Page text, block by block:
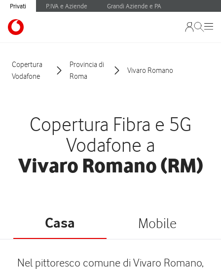
Privati P.IVA e Aziende Grandi Aziende e PA
Copertura
Vodafone
Provincia di
Roma
Vivaro Romano
Copertura Fibra e 5G
Vodafone a
Vivaro Romano (RM)
Casa Mobile
Nel pittoresco comune di Vivaro Romano,